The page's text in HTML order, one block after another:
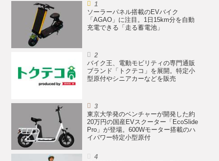
ソーラーパネル搭載のEVバイク
「AGAO」に注目。1日15km分を自動
充電できる「走る蓄電池」
バイク王、電動モビリティの専門通販
ブランド「トクテコ」を展開。特定小
型原付やシニアカーなどを販売
東京大学発のベンチャーが開発した約
20万円の国産EVスクーター「EcoSlide
Pro」が登場。600Wモーター搭載のハ
イパワー特定小型原付